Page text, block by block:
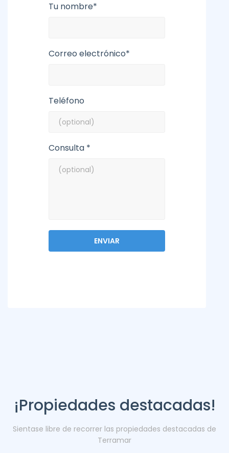
Tu nombre*
Correo electrónico*
Teléfono
Consulta *
¡Propiedades destacadas!
Sientase libre de recorrer las propiedades destacadas de
Terramar